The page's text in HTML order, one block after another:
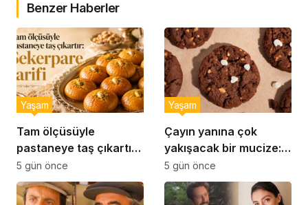
Benzer Haberler
Tam ölçüsüyle
pastaneye taş çıkartır:
Şekerpare tarifi
Yaşam
5 gün önce
Çayın yanına çok
yakışacak bir mucize:
Brownie tadında ıslak
kurabiye tarifi…
Yaşam
5 gün önce